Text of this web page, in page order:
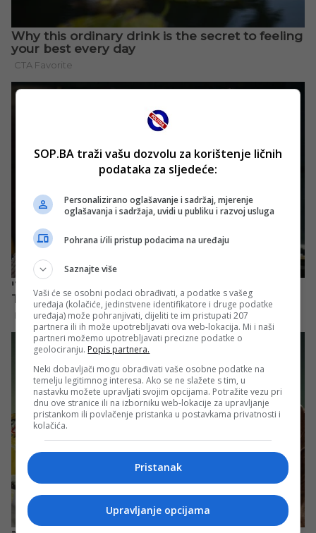
SOP.BA traži vašu dozvolu za korištenje ličnih
podataka za sljedeće:
Personalizirano oglašavanje i sadržaj, mjerenje
oglašavanja i sadržaja, uvidi u publiku i razvoj usluga
Pohrana i/ili pristup podacima na uređaju
Saznajte više
Vaši će se osobni podaci obrađivati, a podatke s vašeg
uređaja (kolačiće, jedinstvene identifikatore i druge podatke
uređaja) može pohranjivati, dijeliti te im pristupati 207
partnera ili ih može upotrebljavati ova web-lokacija. Mi i naši
partneri možemo upotrebljavati precizne podatke o
geolociranju. Popis partnera.
Neki dobavljači mogu obrađivati vaše osobne podatke na
temelju legitimnog interesa. Ako se ne slažete s tim, u
nastavku možete upravljati svojim opcijama. Potražite vezu pri
dnu ove stranice ili na izborniku web-lokacije za upravljanje
pristankom ili povlačenje pristanka u postavkama privatnosti i
kolačića.
Pristanak
Upravljanje opcijama